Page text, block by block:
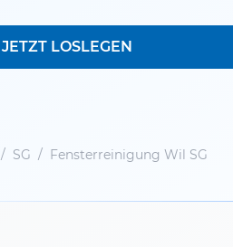
JETZT LOSLEGEN
/ SG / Fensterreinigung Wil SG